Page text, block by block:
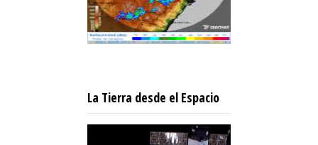
La Tierra desde el Espacio